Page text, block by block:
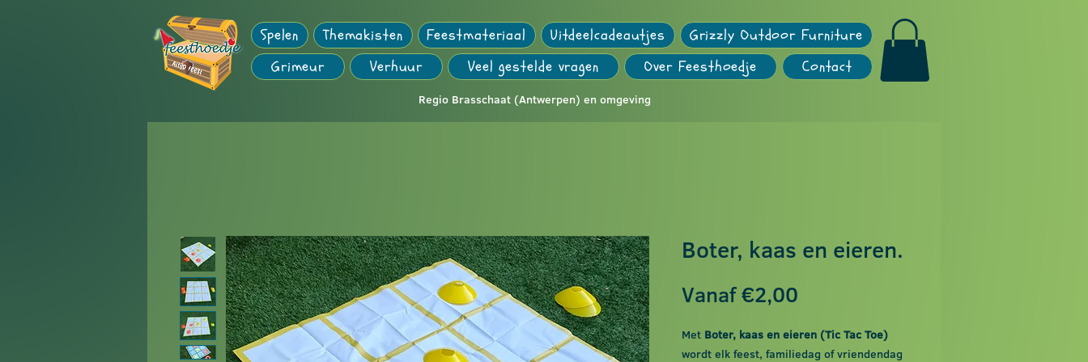
Spelen Themakisten Feestmateriaal Uitdeelcadeautjes
Grizzly Outdoor Furniture
Grimeur
Verhuur Veel gestelde vragen Over Feesthoedje Contact
Regio Brasschaat (Antwerpen) en omgeving
Boter, kaas en eieren.
Vanaf€2,00
Met Boter, kaas en eieren (Tic Tac Toe)
wordt elk feest, familiedag of vriendendag